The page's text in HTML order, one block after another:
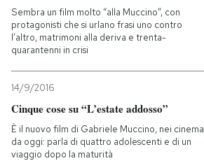
Cultura
Economia
Europa
PODCAST
Sembra un film molto “alla Muccino”, con
protagonisti che si urlano frasi uno contro
l’altro, matrimoni alla deriva e trenta-
quarantenni in crisi
14/9/2016
Cinque cose su “L’estate addosso”
È il nuovo film di Gabriele Muccino, nei cinema
da oggi: parla di quattro adolescenti e di un
viaggio dopo la maturità